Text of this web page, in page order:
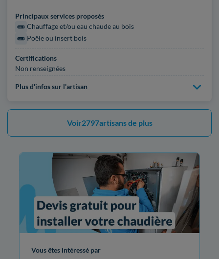
Principaux services proposés
Chauffage et/ou eau chaude au bois
Poêle ou insert bois
Certifications
Non renseignées
Plus d'infos sur l'artisan
Voir2797artisans de plus
Vous êtes intéressé par